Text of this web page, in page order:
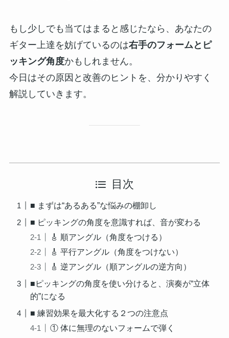
もし少しでも当てはまると感じたなら、あなたの
ギター上達を妨げているのは右手のフォームとピ
ッキング角度かもしれません。
今日はその原因と改善のヒントを、分かりやすく
解説していきます。
目次
■ まずは“あるある”な悩みの棚卸し
■ ピッキングの角度を意識すれば、音が変わる
🎸 順アングル（角度をつける）
🎸 平行アングル（角度をつけない）
🎸 逆アングル（順アングルの逆方向）
■ピッキングの角度を使い分けると、演奏が“立体
的”になる
■ 練習効果を最大化する２つの注意点
① 体に無理のないフォームで弾く